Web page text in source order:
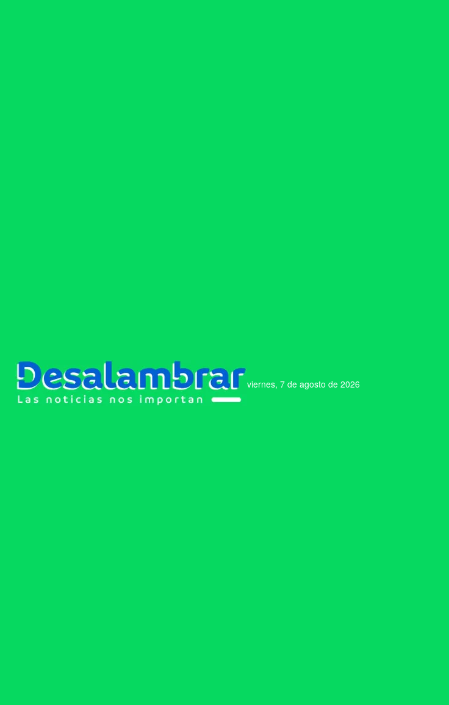
viernes, 7 de agosto de 2026